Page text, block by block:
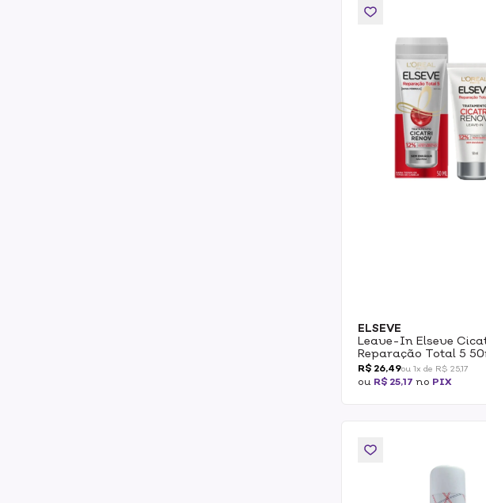
ELSEVE
Leave-In Elseve
Reparação Total 5
R$ 26,49ou 1x de R$ 25,17
ou R$ 25,17 no PIX